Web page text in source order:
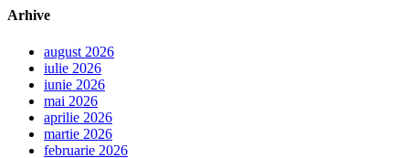
Arhive
august 2026
iulie 2026
iunie 2026
mai 2026
aprilie 2026
martie 2026
februarie 2026